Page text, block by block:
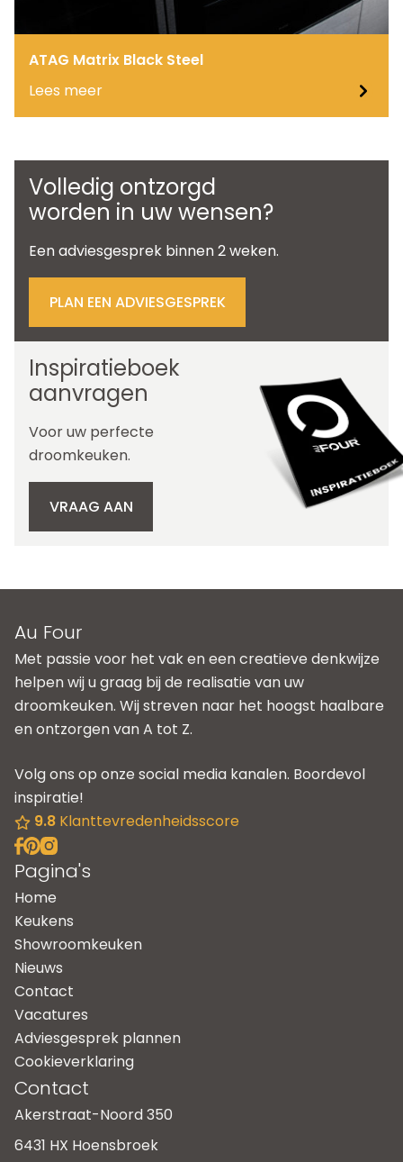
ATAG Matrix Black Steel
Lees meer
Volledig ontzorgd
worden in uw wensen?
Een adviesgesprek binnen 2 weken.
PLAN EEN ADVIESGESPREK
Inspiratieboek
aanvragen
Voor uw perfecte
droomkeuken.
VRAAG AAN
Au Four
Met passie voor het vak en een creatieve denkwijze
helpen wij u graag bij de realisatie van uw
droomkeuken. Wij streven naar het hoogst haalbare
en ontzorgen van A tot Z.
Volg ons op onze social media kanalen. Boordevol
inspiratie!
9.8 Klanttevredenheidsscore
Pagina's
Home
Keukens
Showroomkeuken
Nieuws
Contact
Vacatures
Adviesgesprek plannen
Cookieverklaring
Contact
Akerstraat-Noord 350
6431 HX Hoensbroek